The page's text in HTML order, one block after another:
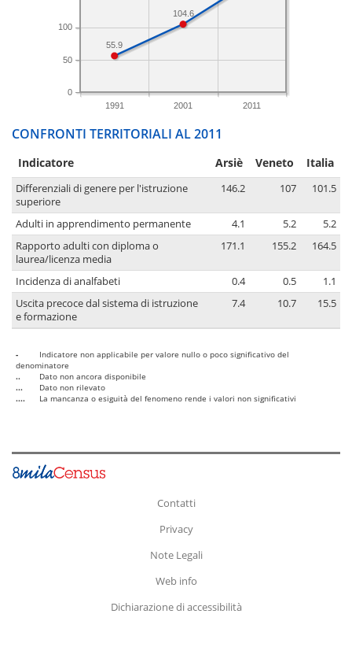
1991 2001 2011
0
50
100
104.6
55.9
CONFRONTI TERRITORIALI AL 2011
Indicatore Arsiè Veneto Italia
Differenziali di genere per l'istruzione
superiore
146.2 107 101.5
Adulti in apprendimento permanente 4.1 5.2
5.2
Rapporto adulti con diploma o
laurea/licenza media
171.1 155.2 164.5
Incidenza di analfabeti 0.4 0.5
1.1
Uscita precoce dal sistema di istruzione
e formazione
7.4 10.7 15.5
-
Indicatore non applicabile per valore nullo o poco significativo del
denominatore
..
Dato non ancora disponibile
...
Dato non rilevato
....
La mancanza o esiguità del fenomeno rende i valori non significativi
Contatti
Privacy
Note Legali
Web info
Dichiarazione di accessibilità